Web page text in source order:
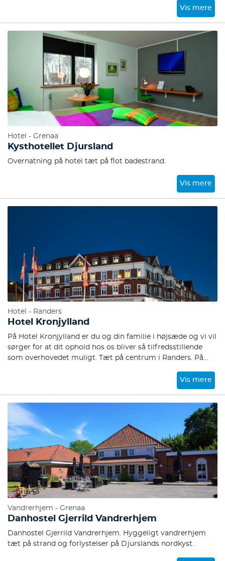
Vis mere
Hotel - Grenaa
Kysthotellet Djursland
Overnatning på hotel tæt på flot badestrand.
Vis mere
Hotel - Randers
Hotel Kronjylland
På Hotel Kronjylland er du og din familie i højsæde og vi vil
sørger for at dit ophold hos os bliver så tilfredsstillende
som overhovedet muligt. Tæt på centrum i Randers. På
sørger for at dit ophold hos os bliver så tilfredsstillende
som overhovedet muligt. Inkluderet i alle vores værelser er
hjertet begærer.
Vis mere
Vandrerhjem - Grenaa
Danhostel Gjerrild Vandrerhjem
Danhostel Gjerrild Vandrerhjem. Hyggeligt vandrerhjem
tæt på strand og forlystelser på Djurslands nordkyst.